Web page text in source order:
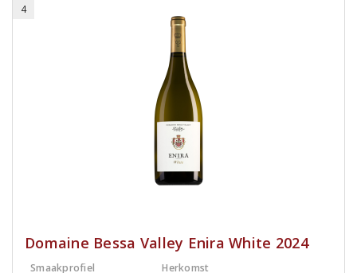
4
Domaine Bessa Valley Enira White 2024
Smaakprofiel Herkomst